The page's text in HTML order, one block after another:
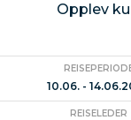
Opplev
10.06. -
REISELEDER